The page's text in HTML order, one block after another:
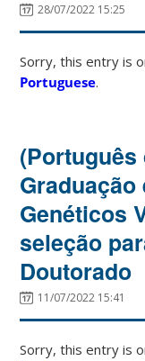
28/07/2022 15:25
Sorry, this entry is
Portuguese.
Genéticos
seleção
Doutorado
11/07/2022 15:41
Sorry, this entry is